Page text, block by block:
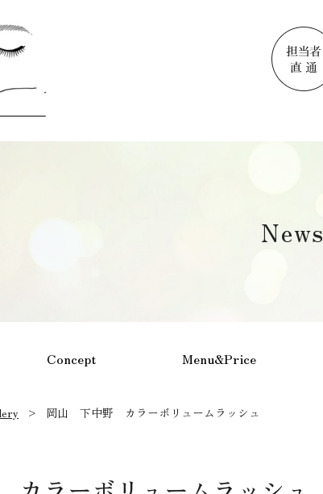
News
Concept Menu&Price
岡山 下中野 カラーボリュームラッシュ